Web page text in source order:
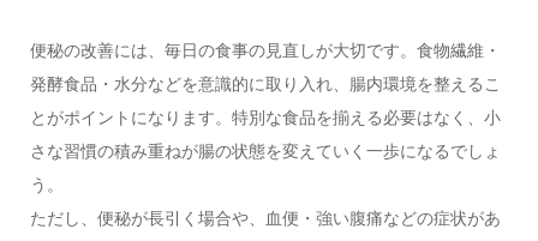
便秘の改善には、毎日の食事の見直しが大切です。食物繊維・
発酵食品・水分などを意識的に取り入れ、腸内環境を整えるこ
とがポイントになります。特別な食品を揃える必要はなく、小
さな習慣の積み重ねが腸の状態を変えていく一歩になるでしょ
う。
ただし、便秘が長引く場合や、血便・強い腹痛などの症状があ